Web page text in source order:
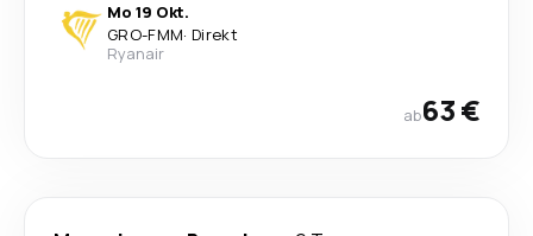
Mo 19 Okt.
GRO-FMM· Direkt
Ryanair
ab63 €